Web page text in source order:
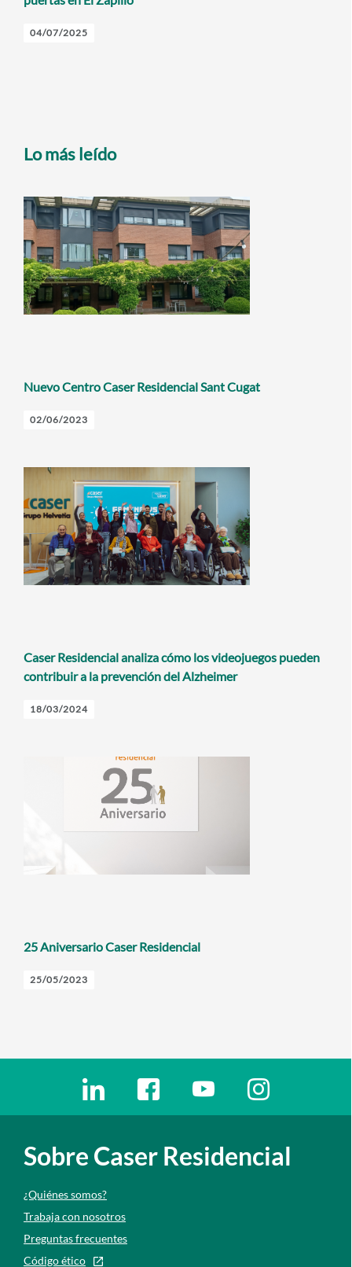
04/07/2025
Lo más leído
Nuevo Centro Caser Residencial Sant Cugat
02/06/2023
Caser Residencial analiza cómo los videojuegos pueden
contribuir a la prevención del Alzheimer
18/03/2024
25 Aniversario Caser Residencial
25/05/2023
Ir a a la red social. Abre ventana nueva
Ir a a la red social. Abre ventana
Ir a a la red social. Abre
Ir a a la red
Sobre Caser Residencial
¿Quiénes somos?
Trabaja con nosotros
Preguntas frecuentes
Código ético